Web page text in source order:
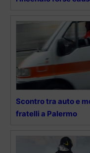
Scontro tra auto e
fratelli a Palermo